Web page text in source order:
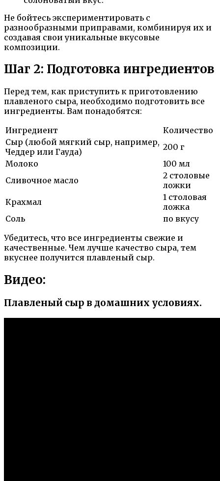
Не бойтесь экспериментировать с
разнообразными приправами, комбинируя их и
создавая свои уникальные вкусовые
композиции.
Шаг 2: Подготовка ингредиентов
Перед тем, как приступить к приготовлению
плавленого сыра, необходимо подготовить все
ингредиенты. Вам понадобятся:
Ингредиент
Количество
Сыр (любой мягкий сыр, например,
Чеддер или Гауда)
200 г
Молоко
100 мл
Сливочное масло
2 столовые
ложки
Крахмал
1 столовая
ложка
Соль
по вкусу
Убедитесь, что все ингредиенты свежие и
качественные. Чем лучше качество сыра, тем
вкуснее получится плавленый сыр.
Видео:
Плавленый сыр в домашних условиях.